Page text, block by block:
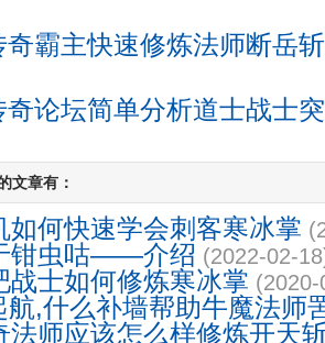
奇霸主快速修炼法师断岳斩
奇论坛简单分析道士战士
文章有：
如何快速学会刺客寒冰掌
钳虫咕——介绍 (2022-02-
战士如何修炼寒冰掌
航,什么补墙帮助牛魔法师
法师应该怎么样修炼开天